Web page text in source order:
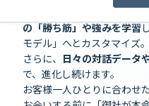
「お客様に選ばれる」ため
の「勝ち筋」や強みを学習
モデル」へとカスタマイズ。
さらに、 日々の対話データ
で、進化し続けます。
お客様一人ひとりに合わせ